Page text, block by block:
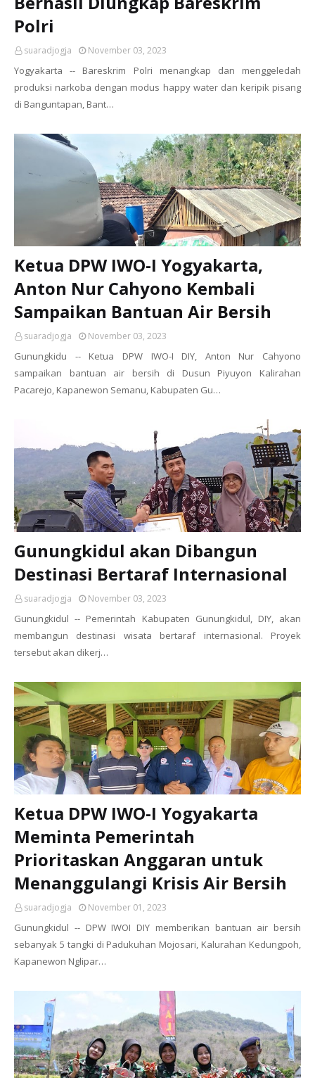
Polri
suaradjogja November 03, 2023
Yogyakarta -- Bareskrim Polri menangkap dan menggeledah
produksi narkoba dengan modus happy water dan keripik pisang
di Banguntapan, Bant…
Ketua DPW IWO-I Yogyakarta,
Anton Nur Cahyono Kembali
Sampaikan Bantuan Air Bersih
suaradjogja November 03, 2023
Gunungkidu -- Ketua DPW IWO-I DIY, Anton Nur Cahyono
sampaikan bantuan air bersih di Dusun Piyuyon Kalirahan
Pacarejo, Kapanewon Semanu, Kabupaten Gu…
Gunungkidul akan Dibangun
Destinasi Bertaraf Internasional
suaradjogja November 03, 2023
Gunungkidul -- Pemerintah Kabupaten Gunungkidul, DIY, akan
membangun destinasi wisata bertaraf internasional. Proyek
tersebut akan dikerj…
Ketua DPW IWO-I Yogyakarta
Meminta Pemerintah
Prioritaskan Anggaran untuk
Menanggulangi Krisis Air Bersih
suaradjogja November 01, 2023
Gunungkidul -- DPW IWOI DIY memberikan bantuan air bersih
sebanyak 5 tangki di Padukuhan Mojosari, Kalurahan Kedungpoh,
Kapanewon Nglipar…